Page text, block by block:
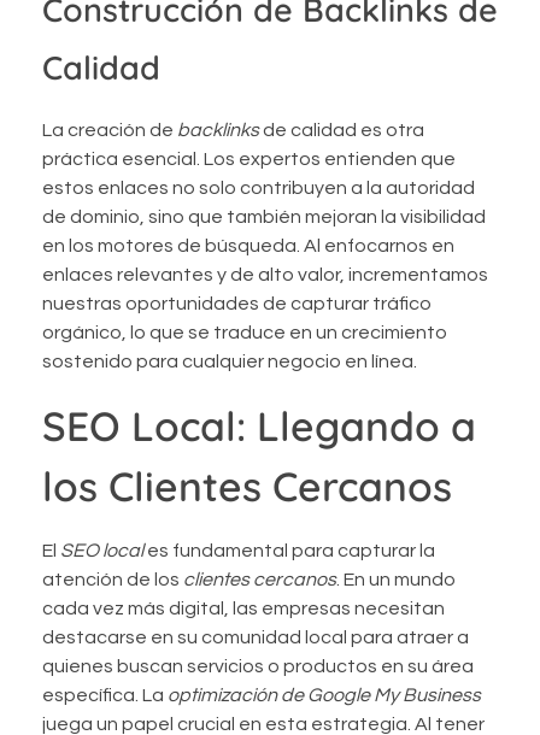
Construcción de Backlinks de
Calidad
La creación de backlinksde calidad es otra
práctica esencial. Los expertos entienden que
estos enlaces no solo contribuyen a la autoridad
de dominio, sino que también mejoran la visibilidad
en los motores de búsqueda. Al enfocarnos en
enlaces relevantes y de alto valor, incrementamos
nuestras oportunidades de capturar tráfico
orgánico, lo que se traduce en un crecimiento
sostenido para cualquier negocio en línea.
SEO Local: Llegando a
los Clientes Cercanos
El SEO locales fundamental para capturar la
atención de los clientes cercanos. En un mundo
cada vez más digital, las empresas necesitan
destacarse en su comunidad local para atraer a
quienes buscan servicios o productos en su área
específica. La optimización de Google My Business
juega un papel crucial en esta estrategia. Al tener